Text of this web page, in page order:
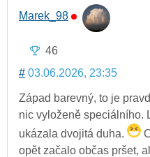
Marek_98
46
# 03.06.2026, 23:35
Západ barevný, to je
nic vyloženě speciálního.
ukázala dvojitá duha.
opět začalo občas pršet,